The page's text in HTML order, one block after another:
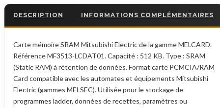
DESCRIPTION INFORMATIONS COMPLÉMENTAIRES
Carte mémoire SRAM Mitsubishi Electric de la gamme MELCARD.
Référence MF3513-LCDAT01. Capacité : 512 KB. Type : SRAM
(Static RAM) à rétention de données. Format carte PCMCIA/RAM
Card compatible avec les automates et équipements Mitsubishi
Electric (gammes MELSEC). Utilisée pour le stockage de
programmes ladder, données de recettes, paramètres ou